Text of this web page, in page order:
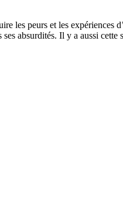
les peurs et les expériences
absurdités. Il y a aussi